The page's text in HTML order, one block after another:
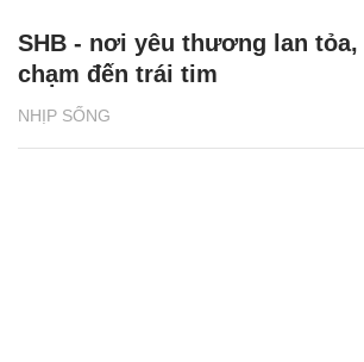
NHỊP SỐNG
SHB - nơi yêu thương lan
chạm đến trái tim